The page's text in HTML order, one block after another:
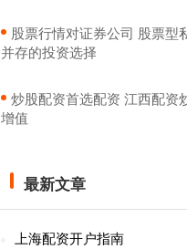
股票行情对证券公司 股票型
并存的投资选择
炒股配资首选配资 江西配资
增值
最新文章
上海配资开户指南